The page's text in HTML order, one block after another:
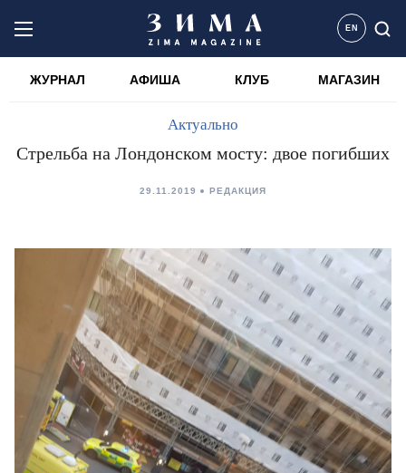
EN
ЖУРНАЛ АФИША КЛУБ МАГАЗИН
Актуально
Стрельба на Лондонском мосту: двое погибших
29.11.2019 РЕДАКЦИЯ